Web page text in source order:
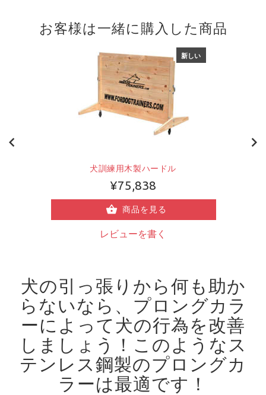
お客様は一緒に購入した商品
新しい
犬訓練用木製ハードル
¥75,838
商品を見る
レビューを書く
犬の引っ張りから何も助か
らないなら、プロングカラ
ーによって犬の行為を改善
しましょう！ このようなス
テンレス鋼製のプロングカ
ラーは最適です！